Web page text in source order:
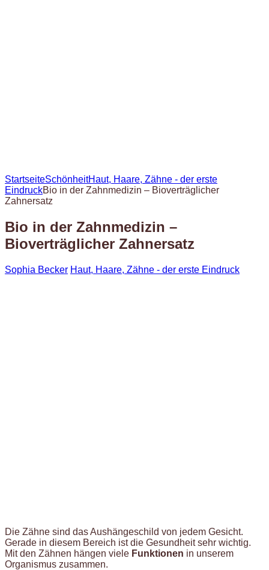
StartseiteSchönheitHaut, Haare, Zähne - der erste
EindruckBio in der Zahnmedizin – Bioverträglicher
Zahnersatz
Bio in der Zahnmedizin –
Bioverträglicher Zahnersatz
Sophia Becker Haut, Haare, Zähne - der erste Eindruck
Die Zähne sind das Aushängeschild von jedem Gesicht.
Gerade in diesem Bereich ist die Gesundheit sehr wichtig.
Mit den Zähnen hängen viele Funktionen in unserem
Organismus zusammen.